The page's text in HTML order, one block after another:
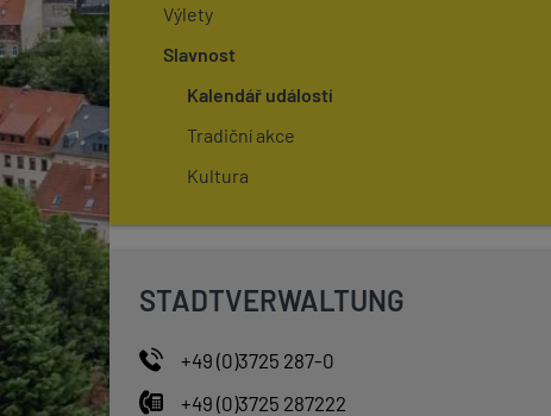
Výlety
Slavnost
Kalendář událostí
Tradiční akce
Kultura
STADTVERWALTUNG
+49 (0)3725 287-0
+49 (0)3725 287222